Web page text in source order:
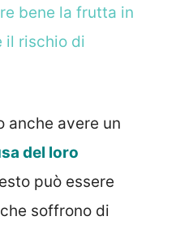
bene la frutta in
il rischio di
anche avere un
del loro
può essere
soffrono di